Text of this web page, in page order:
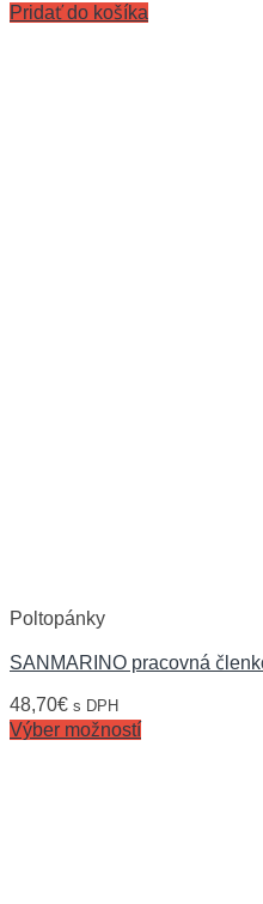
Pridať do košíka
Poltopánky
SANMARINO pracovná
48,70€ s DPH
Výber možností